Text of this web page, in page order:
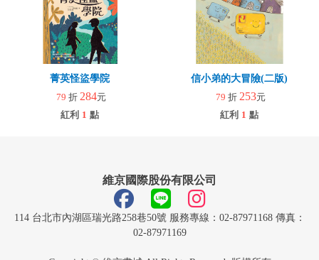
菁英怪盜學院
79 折 284元
紅利 1 點
信小弟的大冒險(二版)
79 折 253元
紅利 1 點
維京國際股份有限公司
114 台北市內湖區瑞光路258巷50號 服務專線：02-87971168 傳真：
02-87971169